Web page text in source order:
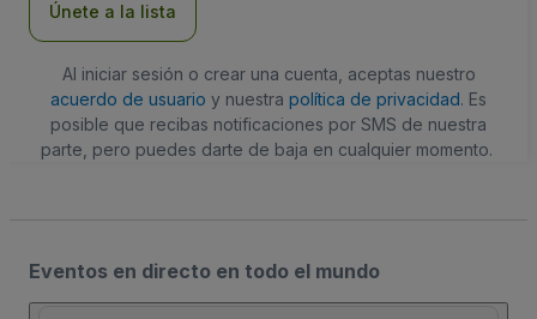
Únete a la lista
Al iniciar sesión o crear una cuenta, aceptas nuestro
acuerdo de usuario y nuestra política de privacidad. Es
posible que recibas notificaciones por SMS de nuestra
parte, pero puedes darte de baja en cualquier momento.
Eventos en directo en todo el mundo